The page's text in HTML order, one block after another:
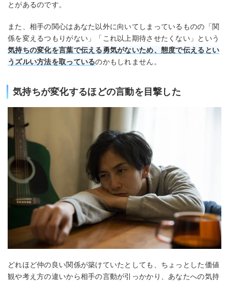
とがあるのです。
また、相手の関心はあなた以外に向いてしまっているものの「関
係を変えるつもりがない」「これ以上期待させたくない」という
気持ちの変化を言葉で伝える勇気がないため、態度で伝えるとい
うズルい方法を取っているのかもしれません。
気持ちが変化するほどの言動を目撃した
どれほど仲の良い関係が築けていたとしても、ちょっとした価値
観や考え方の違いから相手の言動が引っかかり、あなたへの気持